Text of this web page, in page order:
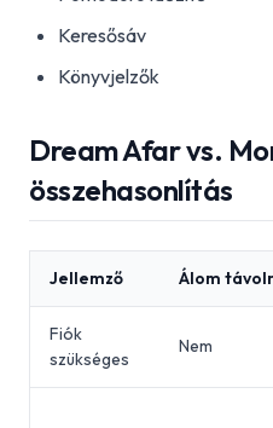
Keresősáv
Könyvjelzők
Dream Afar vs.
összehasonlítás
Jellemző Álom
Fiók
szükséges
Nem